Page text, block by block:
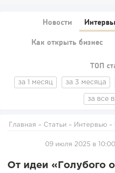
Новости
Как открыть бизнес
ТОП
за 1 месяц за 3 месяца
за все
Главная – Статьи – Интервью –
09 июля 2025 в 10:00
От идеи «Голубого